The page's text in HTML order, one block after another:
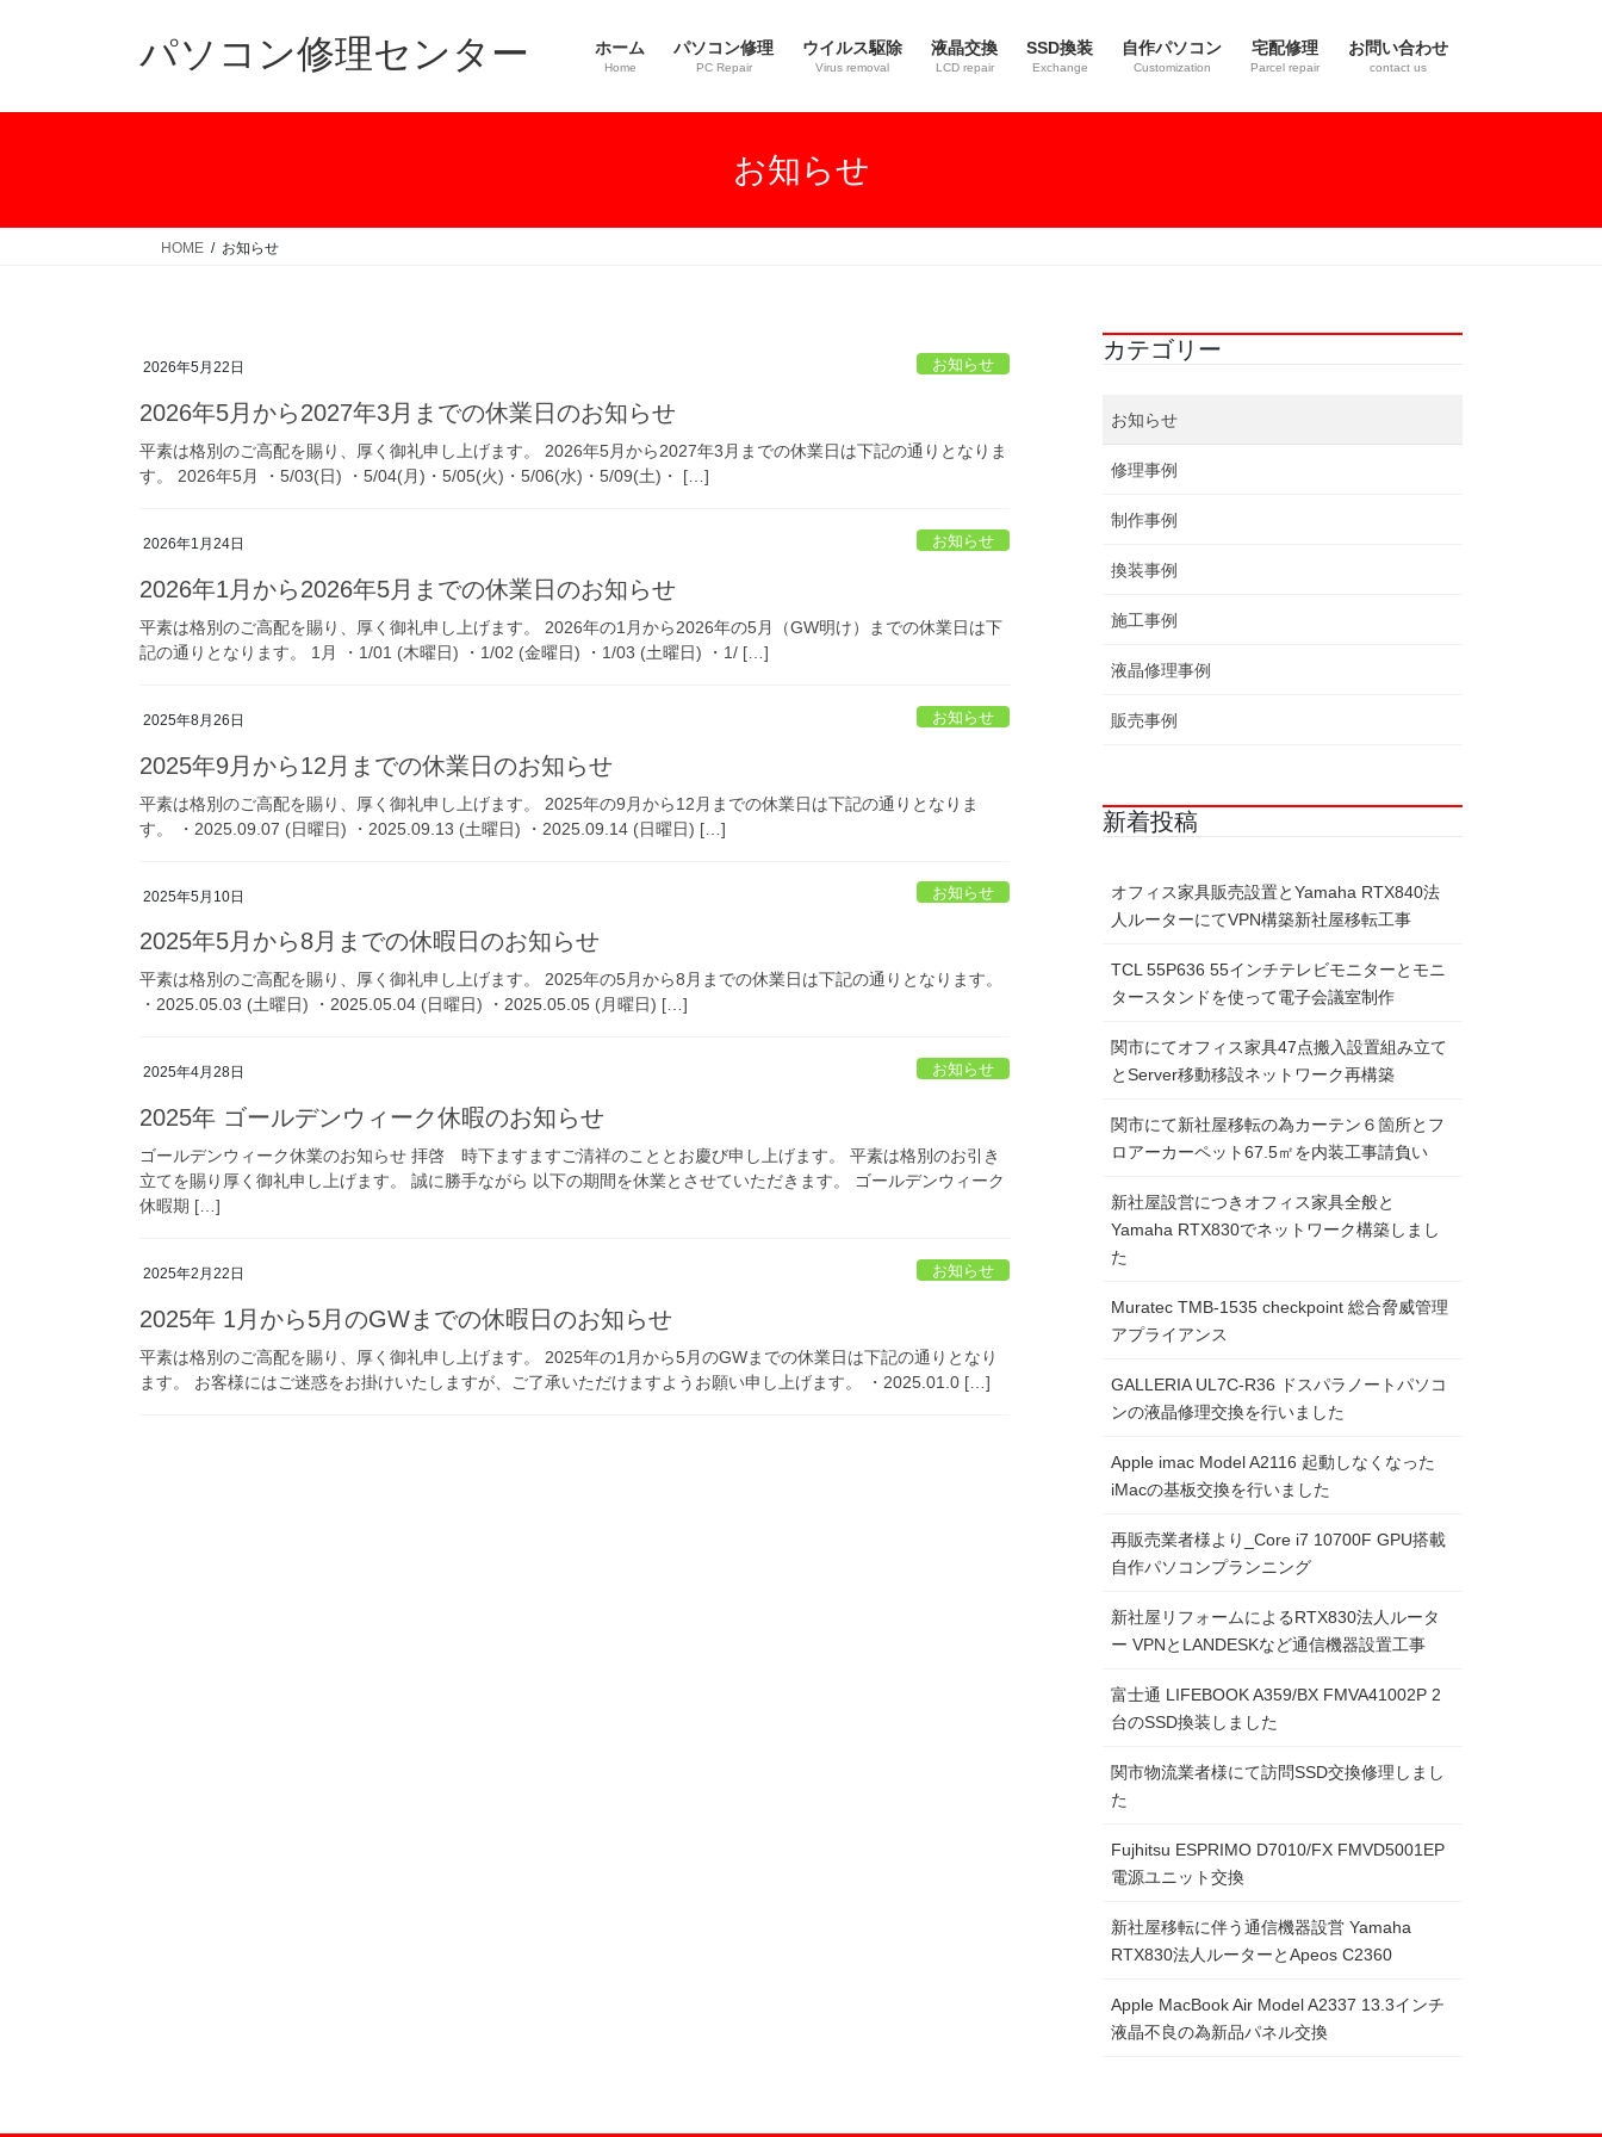
パソコン修理センター ホーム
Home
パソコン修理
PC Repair
ウイルス駆除
Virus removal
液晶交換
LCD repair
SSD換装
Exchange
自作パソコン
Customization
宅配修理
Parcel repair
お問い合わせ
contact us
お知らせ
HOME お知らせ
2026年5月22日 お知らせ
2026年5月から2027年3月までの休業日のお知らせ
平素は格別のご高配を賜り、厚く御礼申し上げます。 2026年5月から2027年3月までの休業日は下記の通りとなりま
す。 2026年5月 ・5/03(日) ・5/04(月)・5/05(火)・5/06(水)・5/09(土)・ […]
2026年1月24日 お知らせ
2026年1月から2026年5月までの休業日のお知らせ
平素は格別のご高配を賜り、厚く御礼申し上げます。 2026年の1月から2026年の5月（GW明け）までの休業日は下
記の通りとなります。 1月 ・1/01 (木曜日) ・1/02 (金曜日) ・1/03 (土曜日) ・1/ […]
2025年8月26日 お知らせ
2025年9月から12月までの休業日のお知らせ
平素は格別のご高配を賜り、厚く御礼申し上げます。 2025年の9月から12月までの休業日は下記の通りとなりま
す。 ・2025.09.07 (日曜日) ・2025.09.13 (土曜日) ・2025.09.14 (日曜日) […]
2025年5月10日 お知らせ
2025年5月から8月までの休暇日のお知らせ
平素は格別のご高配を賜り、厚く御礼申し上げます。 2025年の5月から8月までの休業日は下記の通りとなります。
・2025.05.03 (土曜日) ・2025.05.04 (日曜日) ・2025.05.05 (月曜日) […]
2025年4月28日 お知らせ
2025年 ゴールデンウィーク休暇のお知らせ
ゴールデンウィーク休業のお知らせ 拝啓 時下ますますご清祥のこととお慶び申し上げます。 平素は格別のお引き
立てを賜り厚く御礼申し上げます。 誠に勝手ながら 以下の期間を休業とさせていただきます。 ゴールデンウィーク
休暇期 […]
2025年2月22日 お知らせ
2025年 1月から5月のGWまでの休暇日のお知らせ
平素は格別のご高配を賜り、厚く御礼申し上げます。 2025年の1月から5月のGWまでの休業日は下記の通りとなり
ます。 お客様にはご迷惑をお掛けいたしますが、ご了承いただけますようお願い申し上げます。 ・2025.01.0 […]
カテゴリー
お知らせ
修理事例
制作事例
換装事例
施工事例
液晶修理事例
販売事例
新着投稿
オフィス家具販売設置とYamaha RTX840法
人ルーターにてVPN構築新社屋移転工事
TCL 55P636 55インチテレビモニターとモニ
タースタンドを使って電子会議室制作
関市にてオフィス家具47点搬入設置組み立て
とServer移動移設ネットワーク再構築
関市にて新社屋移転の為カーテン６箇所とフ
ロアーカーペット67.5㎡を内装工事請負い
新社屋設営につきオフィス家具全般と
Yamaha RTX830でネットワーク構築しまし
た
Muratec TMB-1535 checkpoint 総合脅威管理
アプライアンス
GALLERIA UL7C-R36 ドスパラノートパソコ
ンの液晶修理交換を行いました
Apple imac Model A2116 起動しなくなった
iMacの基板交換を行いました
再販売業者様より_Core i7 10700F GPU搭載
自作パソコンプランニング
新社屋リフォームによるRTX830法人ルータ
ー VPNとLANDESKなど通信機器設置工事
富士通 LIFEBOOK A359/BX FMVA41002P 2
台のSSD換装しました
関市物流業者様にて訪問SSD交換修理しまし
た
Fujhitsu ESPRIMO D7010/FX FMVD5001EP
電源ユニット交換
新社屋移転に伴う通信機器設営 Yamaha
RTX830法人ルーターとApeos C2360
Apple MacBook Air Model A2337 13.3インチ
液晶不良の為新品パネル交換